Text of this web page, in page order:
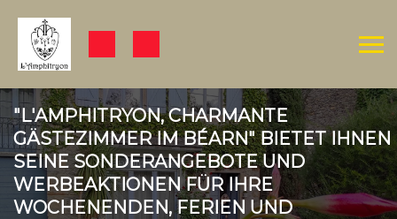
Sonderangebote
"L'AMPHITRYON, CHARMANTE
GÄSTEZIMMER IM BÉARN" BIETET IHNEN
SEINE SONDERANGEBOTE UND
WERBEAKTIONEN FÜR IHRE
WOCHENENDEN, FERIEN UND